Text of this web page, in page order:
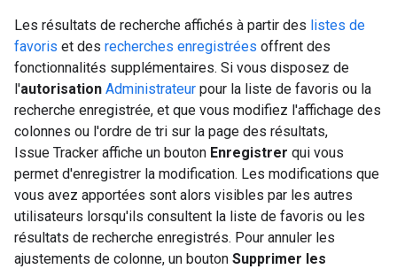
Les résultats de recherche affichés à partir des listes de
favoris et des recherches enregistrées offrent des
fonctionnalités supplémentaires. Si vous disposez de
l'autorisation Administrateur pour la liste de favoris ou la
recherche enregistrée, et que vous modifiez l'affichage des
colonnes ou l'ordre de tri sur la page des résultats,
Issue Tracker affiche un bouton Enregistrer qui vous
permet d'enregistrer la modification. Les modifications que
vous avez apportées sont alors visibles par les autres
utilisateurs lorsqu'ils consultent la liste de favoris ou les
résultats de recherche enregistrés. Pour annuler les
ajustements de colonne, un bouton Supprimer les